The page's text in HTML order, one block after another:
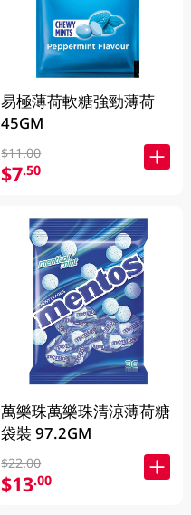
易極薄荷軟糖強勁薄荷
45GM
$11.00
$7.50
萬樂珠萬樂珠清涼薄荷糖
袋裝 97.2GM
$22.00
$13.00